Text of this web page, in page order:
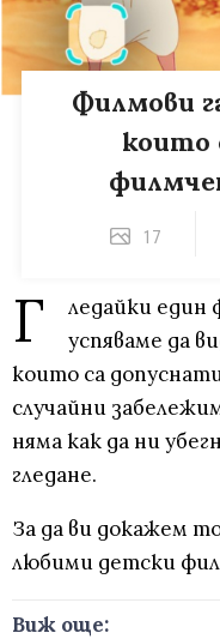
Филмови
които
17
Г
ледайки един
успяваме да
които са
случайни
няма как да ни
гледане.
За да ви докажем
любими детски
Виж още: